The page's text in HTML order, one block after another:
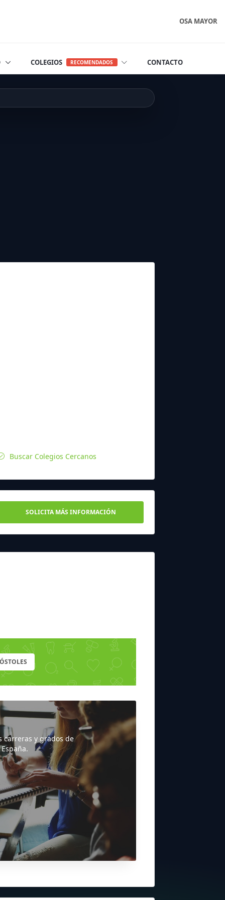
OSA MAYOR
COLEGIOS RECOMENDADOS CONTACTO
Buscar Colegios Cercanos
SOLICITA MÁS INFORMACIÓN
carreras y grados de